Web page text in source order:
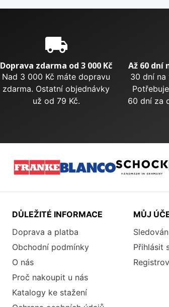
local_shipping
Doprava zdarma od 3 000 Kč
Nad 3 000 Kč máte dopravu
zdarma. Ostatní objednávky
už od 79 Kč.
Až 60 dní
30 dní na
60 dní za
DŮLEŽITÉ INFORMACE
Doprava a platba
Obchodní podmínky
O nás
Proč nakoupit u nás
Katalogy ke stažení
MŮJ
Přihlásit